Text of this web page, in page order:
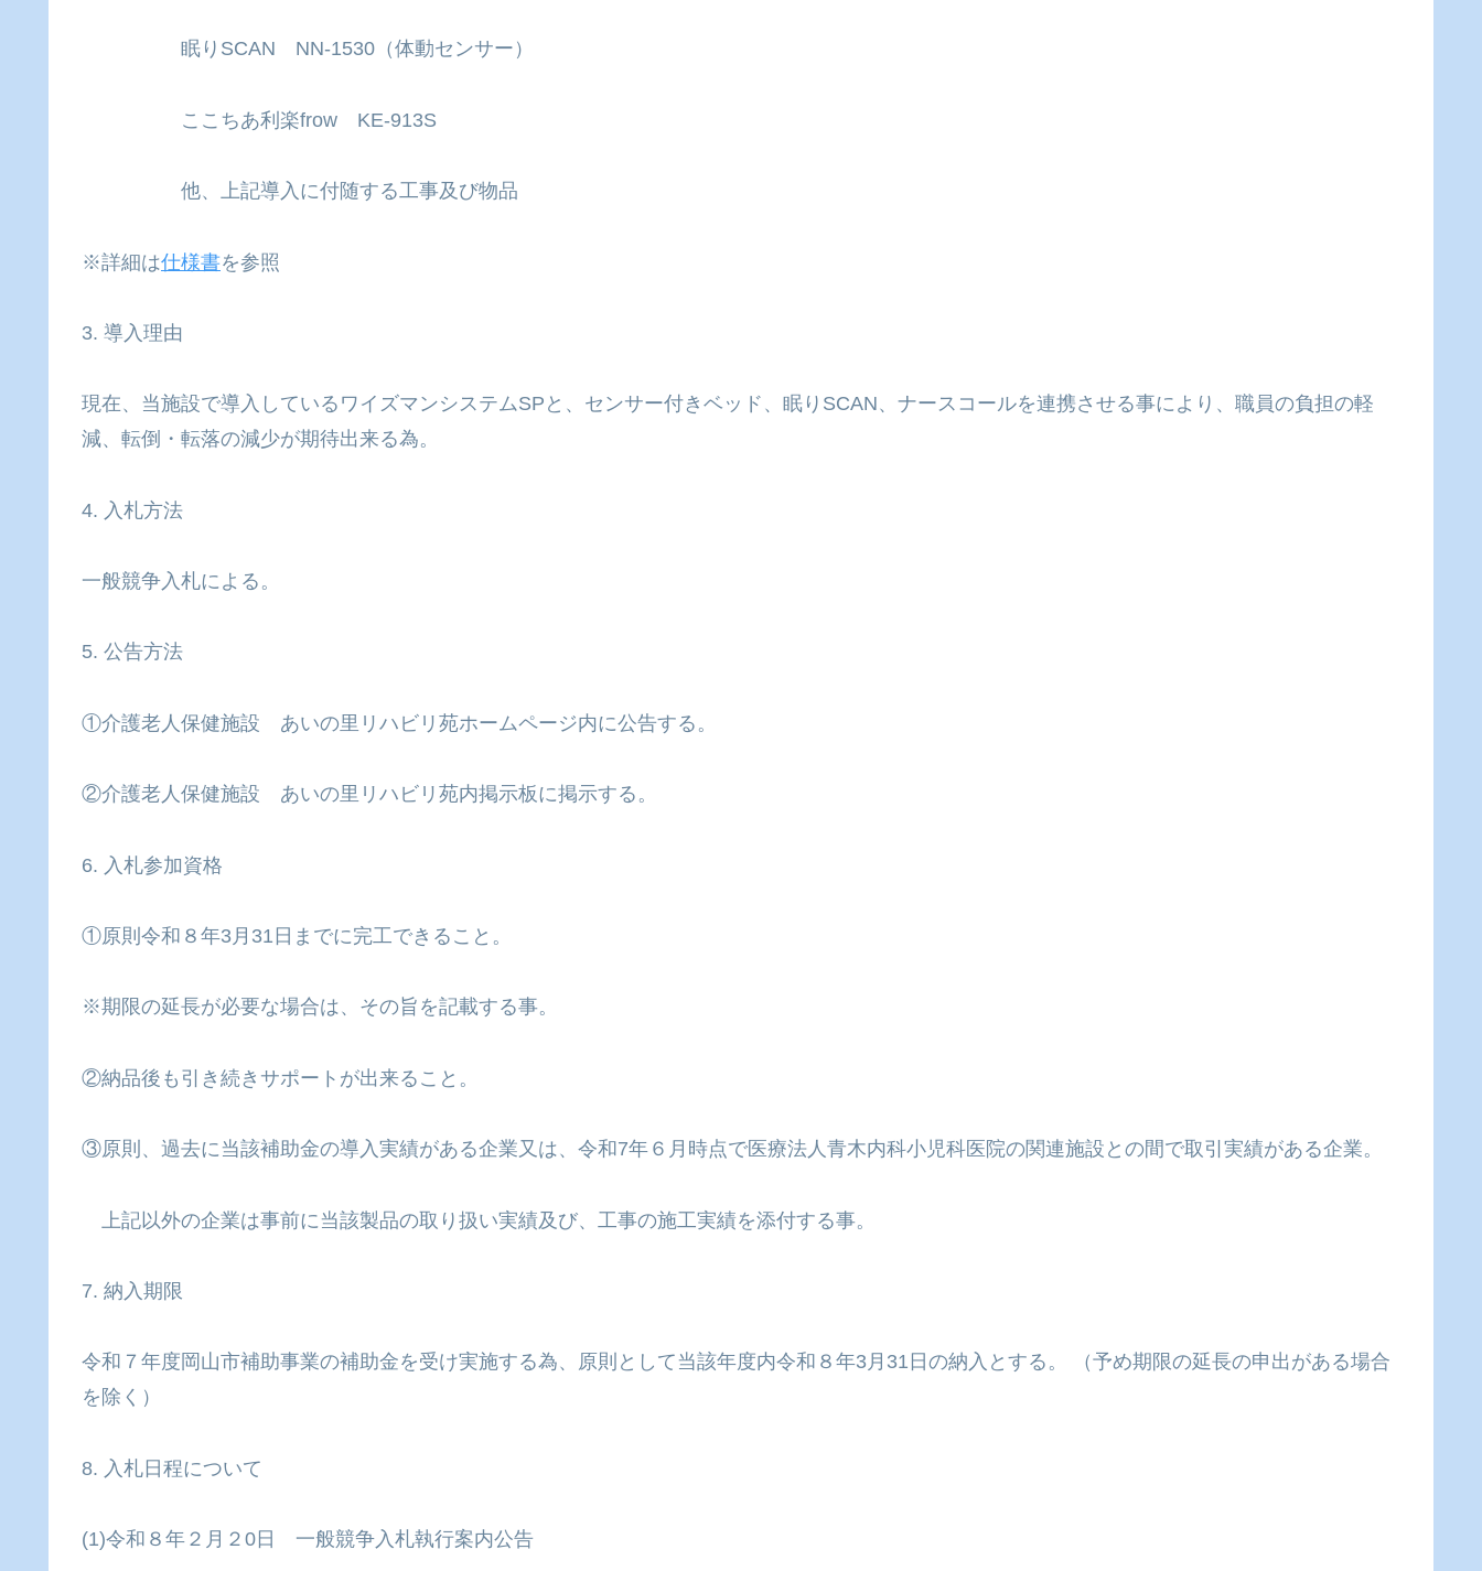
眠りSCAN NN-1530（体動センサー）
ここちあ利楽frow KE-913S
他、上記導入に付随する工事及び物品
※詳細は仕様書を参照
3. 導入理由
現在、当施設で導入しているワイズマンシステムSPと、センサー付きベッド、眠りSCAN、ナースコールを連携させる事により、職員の負担の軽
減、転倒・転落の減少が期待出来る為。
4. 入札方法
一般競争入札による。
5. 公告方法
①介護老人保健施設 あいの里リハビリ苑ホームページ内に公告する。
②介護老人保健施設 あいの里リハビリ苑内掲示板に掲示する。
6. 入札参加資格
①原則令和８年3月31日までに完工できること。
※期限の延長が必要な場合は、その旨を記載する事。
②納品後も引き続きサポートが出来ること。
③原則、過去に当該補助金の導入実績がある企業又は、令和7年６月時点で医療法人青木内科小児科医院の関連施設との間で取引実績がある企業。
上記以外の企業は事前に当該製品の取り扱い実績及び、工事の施工実績を添付する事。
7. 納入期限
令和７年度岡山市補助事業の補助金を受け実施する為、原則として当該年度内令和８年3月31日の納入とする。 （予め期限の延長の申出がある場合
を除く）
8. 入札日程について
(1)令和８年２月２0日 一般競争入札執行案内公告